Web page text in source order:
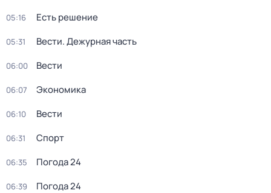
05:16 Есть решение
05:31 Вести. Дежурная часть
06:00 Вести
06:07 Экономика
06:10 Вести
06:31 Спорт
06:35 Погода 24
06:39 Погода 24